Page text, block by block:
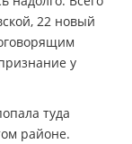
22 новый
у
туда
районе.